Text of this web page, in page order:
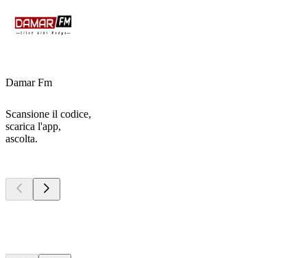
Damar Fm
Scansione il codice,
scarica l'app,
ascolta.